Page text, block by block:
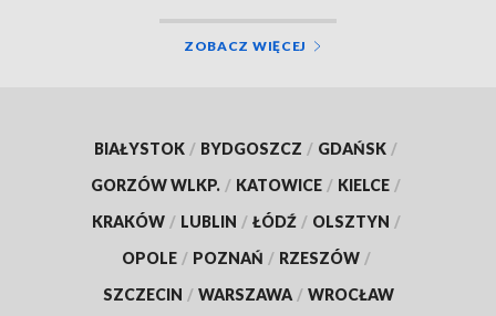
ZOBACZ WIĘCEJ
BIAŁYSTOK / BYDGOSZCZ / GDAŃSK /
GORZÓW WLKP. / KATOWICE / KIELCE /
KRAKÓW / LUBLIN / ŁÓDŹ / OLSZTYN /
OPOLE / POZNAŃ / RZESZÓW /
SZCZECIN / WARSZAWA / WROCŁAW